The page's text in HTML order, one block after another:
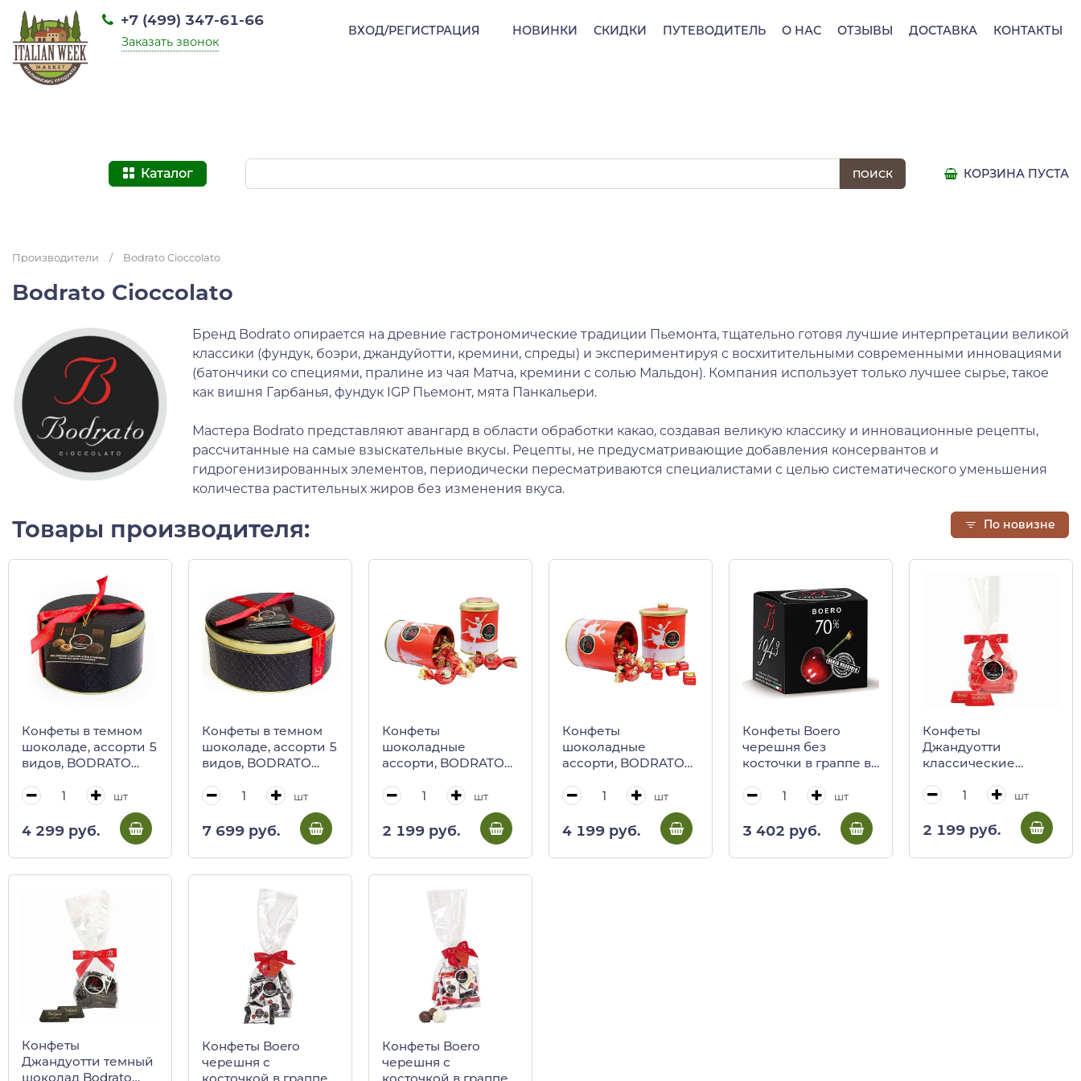
НОВИНКИ СКИДКИ ПУТЕВОДИТЕЛЬ О НАС ОТЗЫВЫ ДОСТАВКА КОНТАКТЫ
+7 (499) 347-61-66
Заказать звонок
ВХОД/РЕГИСТРАЦИЯ
Каталог КОРЗИНА ПУСТА
Производители / Bodrato Cioccolato
Bodrato Cioccolato
Бренд Bodrato опирается на древние гастрономические традиции Пьемонта, тщательно готовя лучшие интерпретации великой
классики (фундук, боэри, джандуйотти, кремини, спреды) и экспериментируя с восхитительными современными инновациями
(батончики со специями, пралине из чая Матча, кремини с солью Мальдон). Компания использует только лучшее сырье, такое
как вишня Гарбанья, фундук IGP Пьемонт, мята Панкальери.
Мастера Bodrato представляют авангард в области обработки какао, создавая великую классику и инновационные рецепты,
рассчитанные на самые взыскательные вкусы. Рецепты, не предусматривающие добавления консервантов и
гидрогенизированных элементов, периодически пересматриваются специалистами с целью систематического уменьшения
количества растительных жиров без изменения вкуса.
Товары производителя: По новизне
Конфеты в темном
шоколаде, ассорти 5
видов, BODRATO
(черная жест/
шт
4 299 руб.
Конфеты в темном
шоколаде, ассорти 5
видов, BODRATO
(черная жест/
шт
7 699 руб.
Конфеты
шоколадные
ассорти, BODRATO
(новогодняя ж/б)
шт
2 199 руб.
Конфеты
шоколадные
ассорти, BODRATO
(новогодняя ж/б)
шт
4 199 руб.
Конфеты Boero
черешня без
косточки в граппе в
шоколаде Bodrato
Cioccolato, 200 г
(кубик)
шт
3 402 руб.
Конфеты
Джандуотти
классические
150 г (пакет)
шт
2 199 руб.
Конфеты
Джандуотти темный
шоколад Bodrato
Конфеты Boero
черешня с
косточкой в граппе в
Конфеты Boero
черешня с